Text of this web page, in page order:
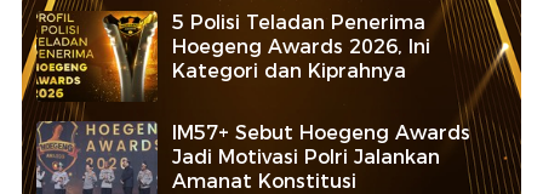
5 Polisi Teladan Penerima
Hoegeng Awards 2026, Ini
Kategori dan Kiprahnya
IM57+ Sebut Hoegeng Awards
Jadi Motivasi Polri Jalankan
Amanat Konstitusi